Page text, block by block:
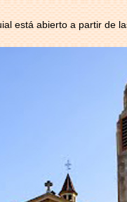
está abierto a partir de